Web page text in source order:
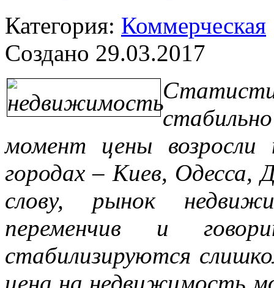
Категория: Коммерческая
Создано 29.03.2017
момент цены возросли
городах – Киев, Одесса,
слову, рынок
переменчив и
стабилизируются